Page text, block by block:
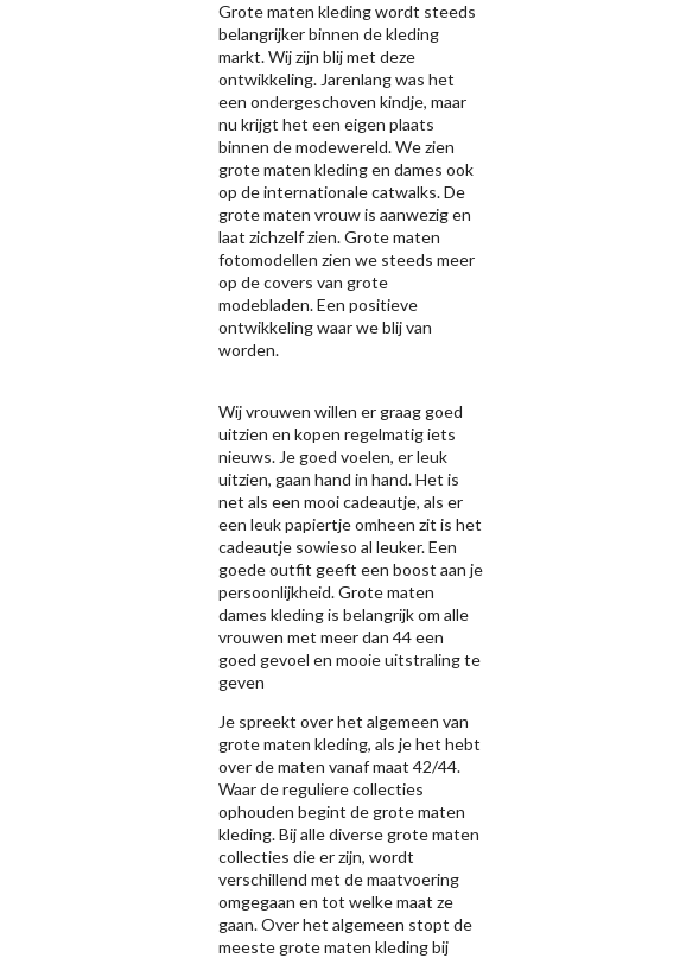
Grote maten kleding wordt steeds
belangrijker binnen de kleding
markt. Wij zijn blij met deze
ontwikkeling. Jarenlang was het
een ondergeschoven kindje, maar
nu krijgt het een eigen plaats
binnen de modewereld. We zien
grote maten kleding en dames ook
op de internationale catwalks. De
grote maten vrouw is aanwezig en
laat zichzelf zien. Grote maten
fotomodellen zien we steeds meer
op de covers van grote
modebladen. Een positieve
ontwikkeling waar we blij van
worden.
Wij vrouwen willen er graag goed
uitzien en kopen regelmatig iets
nieuws. Je goed voelen, er leuk
uitzien, gaan hand in hand. Het is
net als een mooi cadeautje, als er
een leuk papiertje omheen zit is het
cadeautje sowieso al leuker. Een
goede outfit geeft een boost aan je
persoonlijkheid. Grote maten
dames kleding is belangrijk om alle
vrouwen met meer dan 44 een
goed gevoel en mooie uitstraling te
geven
Je spreekt over het algemeen van
grote maten kleding, als je het hebt
over de maten vanaf maat 42/44.
Waar de reguliere collecties
ophouden begint de grote maten
kleding. Bij alle diverse grote maten
collecties die er zijn, wordt
verschillend met de maatvoering
omgegaan en tot welke maat ze
gaan. Over het algemeen stopt de
meeste grote maten kleding bij